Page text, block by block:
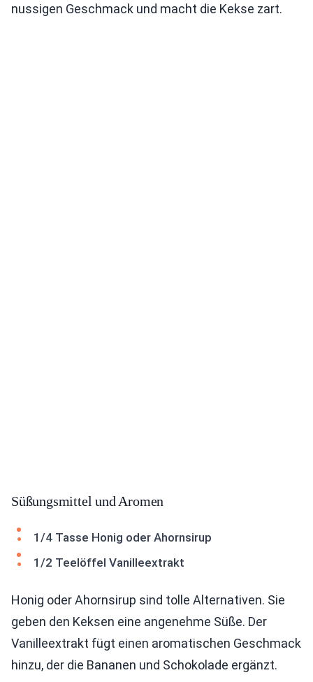
nussigen Geschmack und macht die Kekse zart.
Süßungsmittel und Aromen
1/4 Tasse Honig oder Ahornsirup
1/2 Teelöffel Vanilleextrakt
Honig oder Ahornsirup sind tolle Alternativen. Sie
geben den Keksen eine angenehme Süße. Der
Vanilleextrakt fügt einen aromatischen Geschmack
hinzu, der die Bananen und Schokolade ergänzt.